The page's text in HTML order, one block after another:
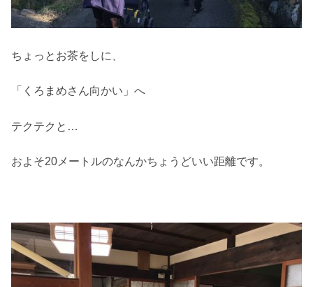
ちょっとお茶をしに、
「くろまめさん向かい」へ
テクテクと…
およそ20メートルのなんかちょうどいい距離です。